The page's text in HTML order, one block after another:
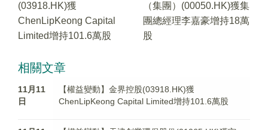
(03918.HK)獲
ChenLipKeong Capital
Limited增持101.6萬股
（集團）(00050.HK)獲集
團總經理李嘉豪增持18萬
股
相關文章
11月11
日
【權益變動】金界控股(03918.HK)獲
ChenLipKeong Capital Limited增持101.6萬股